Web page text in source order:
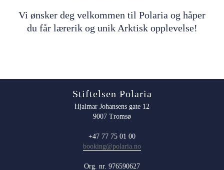
Vi ønsker deg velkommen til Polaria og håper
du får lærerik og unik Arktisk opplevelse!
Stiftelsen Polaria
Hjalmar Johansens gate 12
9007 Tromsø
+47 77 75 01 00
booking@polaria.no
Org. nr. 976590627